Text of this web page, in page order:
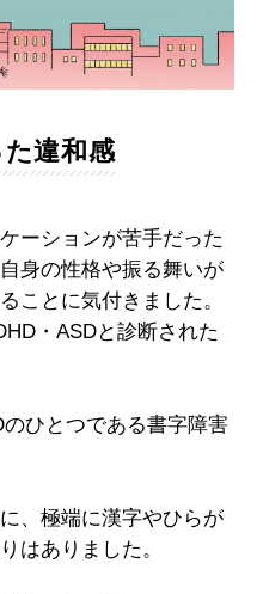
違和感
ーションが苦手だった
身の性格や振る舞いが
ことに気付きました。
・ASDと診断された
ひとつである書字障害
、極端に漢字やひらが
はありました。